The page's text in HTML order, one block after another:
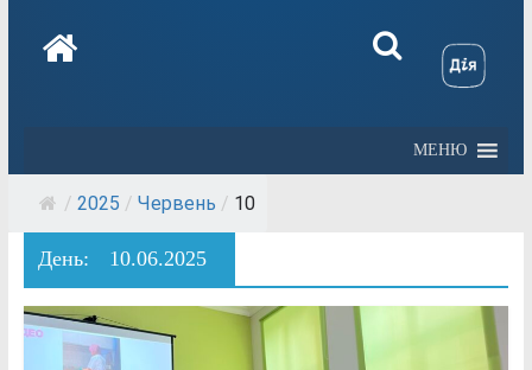
МЕНЮ
/ 2025 / Червень / 10
День: 10.06.2025